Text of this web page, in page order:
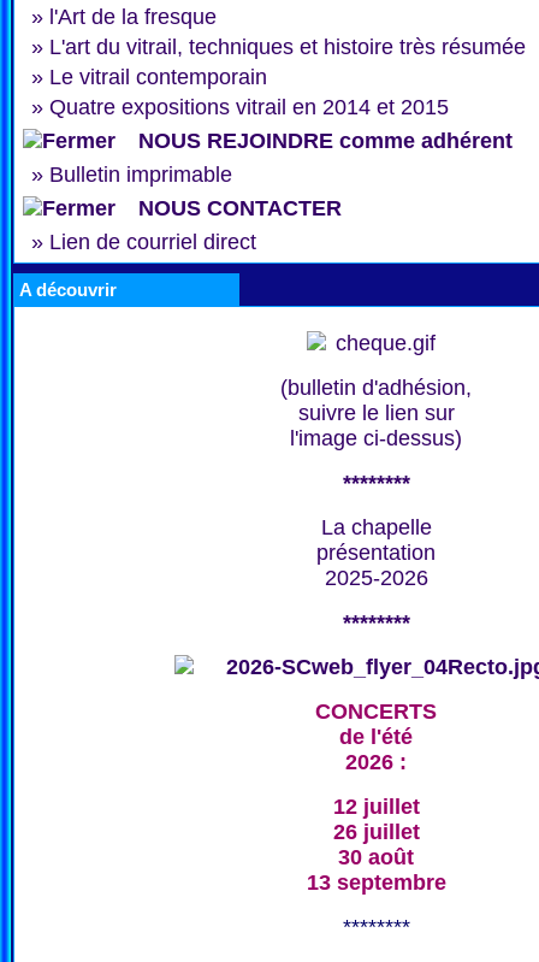
» l'Art de la fresque
» L'art du vitrail, techniques et histoire très résumée
» Le vitrail contemporain
» Quatre expositions vitrail en 2014 et 2015
NOUS REJOINDRE comme adhérent
» Bulletin imprimable
NOUS CONTACTER
» Lien de courriel direct
A découvrir
(bulletin d'adhésion,
suivre le lien sur
l'image ci-dessus)
********
La chapelle
présentation
2025-2026
********
CONCERTS
de l'été
2026 :
12 juillet
26 juillet
30 août
13 septembre
********